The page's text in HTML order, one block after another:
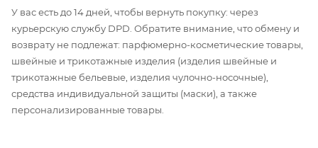
У вас есть до 14 дней, чтобы вернуть покупку: через
курьерскую службу DPD. Обратите внимание, что обмену и
возврату не подлежат: парфюмерно-косметические товары,
швейные и трикотажные изделия (изделия швейные и
трикотажные бельевые, изделия чулочно-носочные),
средства индивидуальной защиты (маски), а также
персонализированные товары.